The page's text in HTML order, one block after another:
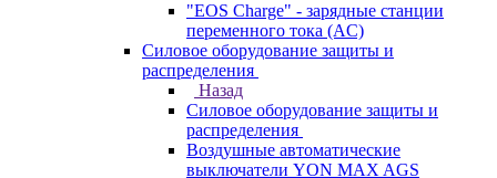
"EOS Charge" - зарядные станции
переменного тока (AC)
Силовое оборудование защиты и
распределения
Назад
Силовое оборудование защиты и
распределения
Воздушные автоматические
выключатели YON MAX AGS